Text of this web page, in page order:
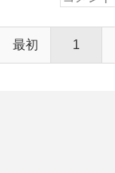
最初 1